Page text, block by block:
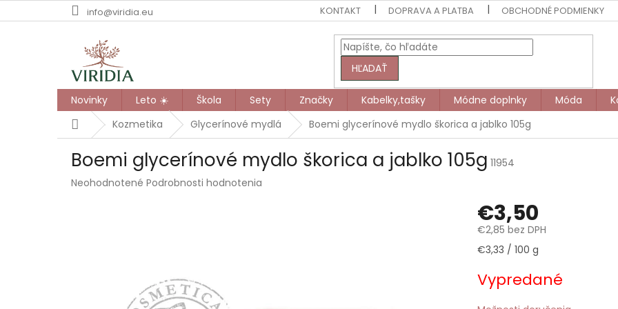
na
info@viridia.eu KONTAKT DOPRAVA A PLATBA OBCHODNÉ PODMIENKY
HĽADAŤ
Novinky Leto ☀️ Škola Sety Značky Kabelky,tašky Módne doplnky Móda
DomovKozmetika Glycerínové mydlá Boemi glycerínové mydlo škorica a jablko 105g
Boemi glycerínové mydlo škorica a jablko 105g 11954
Priemerné
Neohodnotené Podrobnosti hodnotenia
€3,50
€2,85 bez DPH
Jednotková
€3,33 / 100 g
Vypredané